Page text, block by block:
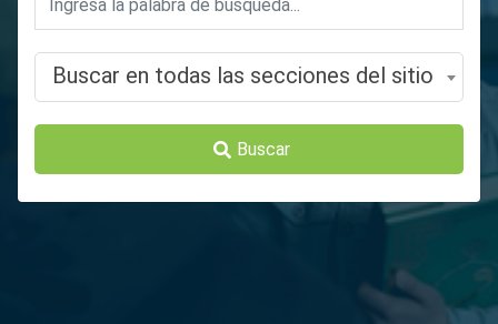
Buscar en todas las secciones del sitio
Buscar